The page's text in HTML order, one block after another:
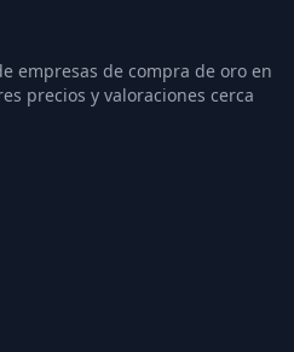
empresas de compra de oro en
precios y valoraciones cerca